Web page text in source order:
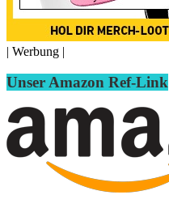
| Werbung |
Unser Amazon Ref-Link